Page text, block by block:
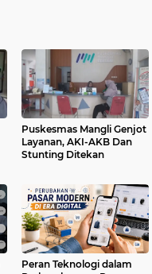
Puskesmas Mangli Genjot
Layanan, AKI-AKB Dan
Stunting Ditekan
Peran Teknologi dalam